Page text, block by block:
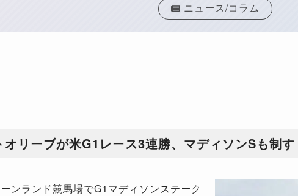
ニュース/コラム
オリーブが米G1レース3連勝、マディソンSも制す
ンランド競馬場でG1マディソンステーク